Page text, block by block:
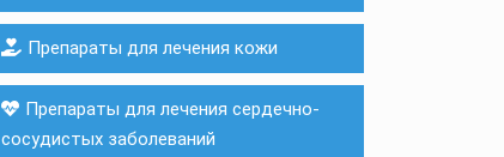
Препараты для лечения кожи
Препараты для лечения сердечно-
сосудистых заболеваний